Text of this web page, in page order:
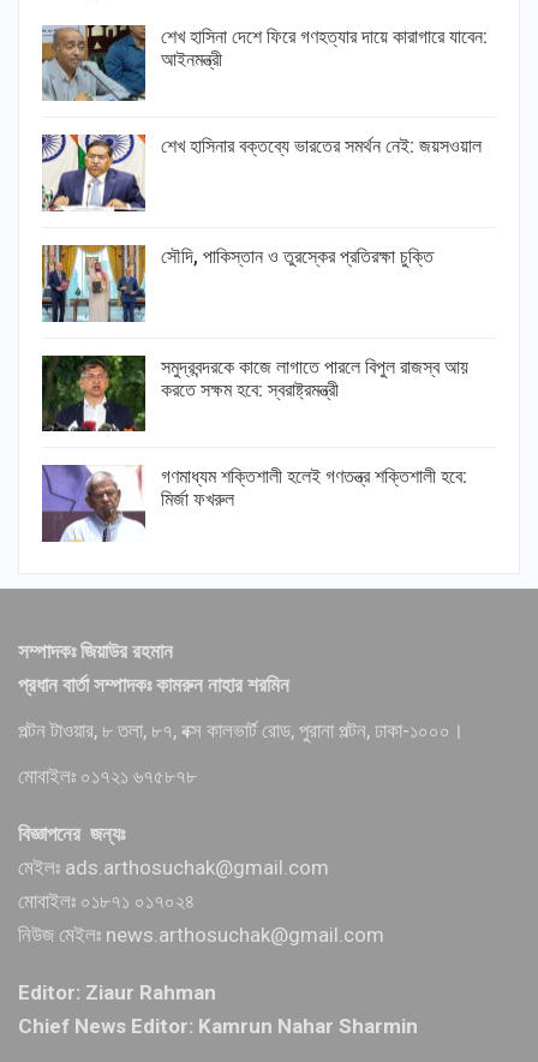
শেখ হাসিনা দেশে ফিরে গণহত্যার দায়ে কারাগারে যাবেন:
আইনমন্ত্রী
শেখ হাসিনার বক্তব্যে ভারতের সমর্থন নেই: জয়সওয়াল
সৌদি, পাকিস্তান ও তুরস্কের প্রতিরক্ষা চুক্তি
সমুদ্রবন্দরকে কাজে লাগাতে পারলে বিপুল রাজস্ব আয়
করতে সক্ষম হবে: স্বরাষ্ট্রমন্ত্রী
গণমাধ্যম শক্তিশালী হলেই গণতন্ত্র শক্তিশালী হবে:
মির্জা ফখরুল
সম্পাদকঃ জিয়াউর রহমান
প্রধান বার্তা সম্পাদকঃ কামরুন নাহার শরমিন
পল্টন টাওয়ার, ৮ তলা, ৮৭, বক্স কালভার্ট রোড, পুরানা পল্টন, ঢাকা-১০০০।
মোবাইলঃ ০১৭২১ ৬৭৫৮৭৮
বিজ্ঞাপনের জন্যঃ
মেইলঃ ads.arthosuchak@gmail.com
মোবাইলঃ ০১৮৭১ ০১৭০২৪
নিউজ মেইলঃ news.arthosuchak@gmail.com
Editor: Ziaur Rahman
Chief News Editor: Kamrun Nahar Sharmin